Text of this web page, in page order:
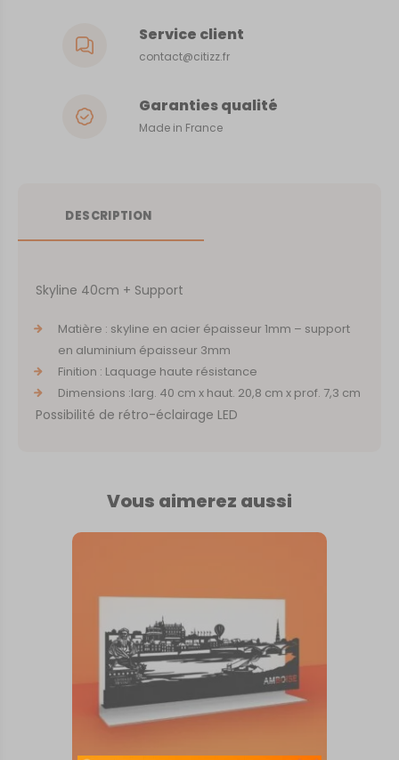
Service client
contact@citizz.fr
Garanties qualité
Made in France
DESCRIPTION
Skyline 40cm + Support
Matière : skyline en acier épaisseur 1mm – support
en aluminium épaisseur 3mm
Finition : Laquage haute résistance
Dimensions :larg. 40 cm x haut. 20,8 cm x prof. 7,3 cm
Possibilité de rétro-éclairage LED
Vous aimerez aussi